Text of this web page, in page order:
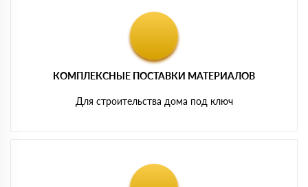
КОМПЛЕКСНЫЕ ПОСТАВКИ МАТЕРИАЛОВ
Для строительства дома под ключ